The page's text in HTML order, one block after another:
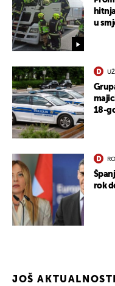
u
18-
rok
JOŠ AKTUALNOSTI